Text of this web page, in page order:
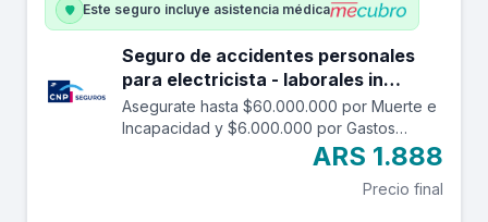
Este seguro incluye asistencia médica
Seguro de accidentes personales
para electricista - laborales in
itinere hasta $60.000.000.
Asegurate hasta $60.000.000 por Muerte e
Incapacidad y $6.000.000 por Gastos
Médicos contra accidentes mientras estás
trabajando y en el trayecto in itinere. Las
edades aceptadas son desde los 14 a los
ARS 1.888
Precio final